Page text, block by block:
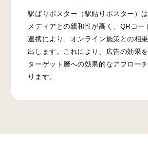
駅ばりポスター（駅貼りポスター）
メディアとの親和性が高く、QRコー
連携により、オンライン施策との相
出します。これにより、広告の効果を
ターゲット層への効果的なアプロー
ります。